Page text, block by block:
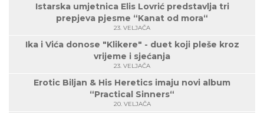
Istarska umjetnica Elis Lovrić predstavlja tri
prepjeva pjesme “Kanat od mora“
23. VELJAČA
Ika i Vića donose "Klikere" - duet koji pleše kroz
vrijeme i sjećanja
23. VELJAČA
Erotic Biljan & His Heretics imaju novi album
“Practical Sinners“
20. VELJAČA